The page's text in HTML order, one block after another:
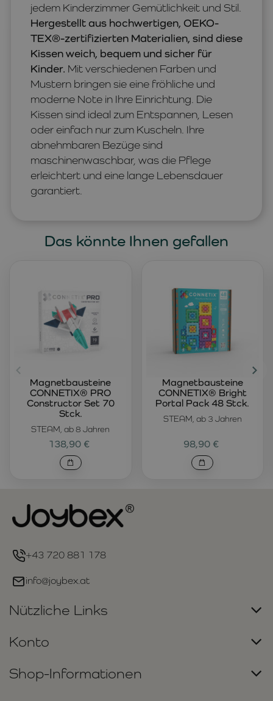
jedem Kinderzimmer Gemütlichkeit und Stil.
Hergestellt aus hochwertigen, OEKO-
TEX®-zertifizierten Materialien, sind diese
Kissen weich, bequem und sicher für
Kinder. Mit verschiedenen Farben und
Mustern bringen sie eine fröhliche und
moderne Note in Ihre Einrichtung. Die
Kissen sind ideal zum Entspannen, Lesen
oder einfach nur zum Kuscheln. Ihre
abnehmbaren Bezüge sind
maschinenwaschbar, was die Pflege
erleichtert und eine lange Lebensdauer
garantiert.
Das könnte Ihnen gefallen
STEAM, ab 8 Jahren
Magnetbausteine
CONNETIX® PRO
Constructor Set 70
Stck.
138,90 €
STEAM, ab 3 Jahren
Magnetbausteine
CONNETIX® Bright
Portal Pack 48 Stck.
98,90 €
+43 720 881 178
info@joybex.at
Nützliche Links
Konto
Shop-Informationen